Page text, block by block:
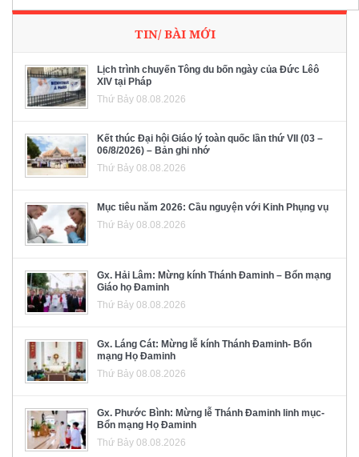
TIN/ BÀI MỚI
Lịch trình chuyến Tông du bốn ngày của Đức Lêô
XIV tại Pháp
Thứ Bảy 08.08.2026
Kết thúc Đại hội Giáo lý toàn quốc lần thứ VII (03 –
06/8/2026) – Bản ghi nhớ
Thứ Bảy 08.08.2026
Mục tiêu năm 2026: Cầu nguyện với Kinh Phụng vụ
Thứ Bảy 08.08.2026
Gx. Hải Lâm: Mừng kính Thánh Đaminh – Bổn mạng
Giáo họ Đaminh
Thứ Bảy 08.08.2026
Gx. Láng Cát: Mừng lễ kính Thánh Đaminh- Bổn
mạng Họ Đaminh
Thứ Bảy 08.08.2026
Gx. Phước Bình: Mừng lễ Thánh Đaminh linh mục-
Bổn mạng Họ Đaminh
Thứ Bảy 08.08.2026